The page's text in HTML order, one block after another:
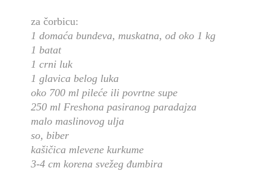
za čorbicu:
1 domaća bundeva, muskatna, od oko 1 kg
1 batat
1 crni luk
1 glavica belog luka
oko 700 ml pileće ili povrtne supe
250 ml Freshona pasiranog paradajza
malo maslinovog ulja
so, biber
kašičica mlevene kurkume
3-4 cm korena svežeg đumbira